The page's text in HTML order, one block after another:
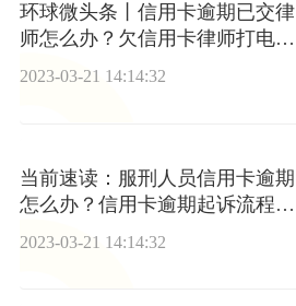
环球微头条丨信用卡逾期已交律
师怎么办？欠信用卡律师打电话
给我了怎么办？
2023-03-21 14:14:32
当前速读：服刑人员信用卡逾期
怎么办？信用卡逾期起诉流程要
2023-03-21 14:14:32